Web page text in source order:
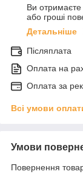
Ви
або гроші
Детальніше
Післяплата
Оплата на
Оплата за
Всі умови
Умови
Повернення